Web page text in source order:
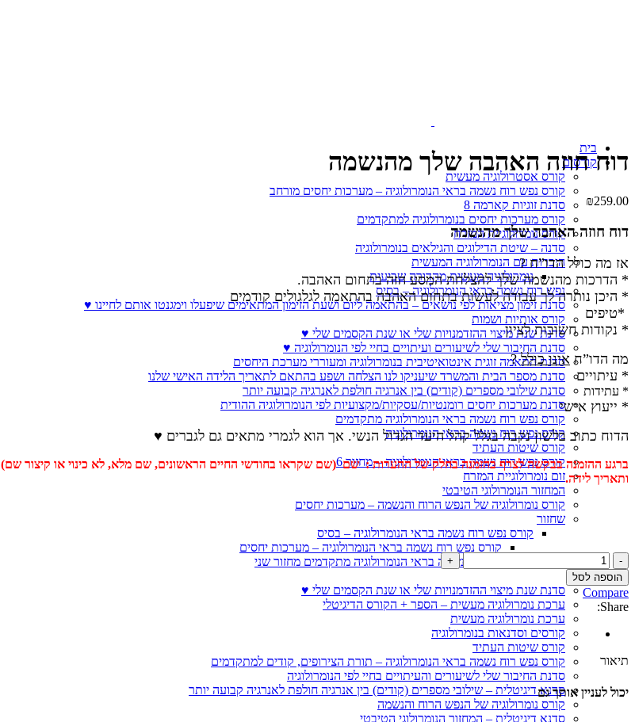
בית
קורסים
קורס אסטרולוגיה מעשית
קורס נפש רוח נשמה בראי הנומרולוגיה – מערכות יחסים מורחב
סדנת זוגיות קארמה 8
קורס מערכות יחסים בנומרולוגיה למתקדמים
קורס נומרולוגיית המזרח
סדנה – שיטת הדילוגים והגילאים בנומרולוגיה
היכרות עם הנומרולוגיה המעשית
נומרולוגיה מעשית מהדורה שביעית
נפש רוח נשמה בראי הנומרולוגיה – בסיס
סדנת זימון מציאות לפי נושאים – בהתאמה ליום ושעת הזימון המתאימים שיפעלו וימגנטו אותם לחיינו ♥
קורס אותיות ושמות
סדנת שנת מיצוי ההזדמנויות שלי או שנת הקסמים שלי ♥
סדנת החיבור שלי לשיעורים ועיתויים בחיי לפי הנומרולוגיה ♥
סדנת התאמה זוגית אינטואיטיבית בנומרולוגיה ומעוררי מערכת היחסים
סדנת מספר הבית והמשרד שיעניקו לנו הצלחה ושפע בהתאם לתאריך הלידה האישי שלנו
סדנת שילובי מספרים (קודים) בין אנרגיה חולפת לאנרגיה קבועה יותר
סדנת מערכות יחסים רומנטיות/עסקיות/מקצועיות לפי הנומרולוגיה ההודית
קורס נפש רוח נשמה בראי הנומרולוגיה מתקדמים
קורס נפש רוח נשמה בראי הנומרולוגיה
קורס שיטות העתיד
קורס נפש רוח נשמה בראי הנומרולוגיה – מחזור 6
זום נומרולוגיית המזרח
המחזור הנומרולוגי הטיבטי
קורס נומרולוגיה של הנפש הרוח והנשמה – מערכות יחסים
שחזור
קורס נפש רוח נשמה בראי הנומרולוגיה – בסיס
קורס נפש רוח נשמה בראי הנומרולוגיה – מערכות יחסים
קורס נפש רוח נשמה בראי הנומרולוגיה מתקדמים מחזור שני
חנות
סדנת שנת מיצוי ההזדמנויות שלי או שנת הקסמים שלי ♥
ערכת נומרולוגיה מעשית – הספר + הקורס הדיגיטלי
ערכת נומרולוגיה מעשית
קורסים וסדנאות בנומרולוגיה
קורס שיטות העתיד
קורס נפש רוח נשמה בראי הנומרולוגיה – תורת הצירופים, קודים למתקדמים
סדנת החיבור שלי לשיעורים והעיתויים בחיי לפי הנומרולוגיה
סדנא דיגיטלית – שילובי מספרים (קודים) בין אנרגיה חולפת לאנרגיה קבועה יותר
קורס נומרולוגיה של הנפש הרוח והנשמה
סדנא דיגיטלית – המחזור הנומרולוגי הטיבטי
דוח חוזה האהבה שלך מהנשמה
₪259.00
דוח חוזה האהבה שלך מהנשמה
אז מה כולל הדו”ח ?
* הדרכות מהנשמה שלך להצלחת המסע הזה בתחום האהבה.
* היכן נותרה לך עבודה לעשות בתחום האהבה בהתאמה לגלגולים קודמים
*טיפים
* נקודות חשובות לציון
מה הדו”ח אינו כולל?
* עיתויים
* עתידות
* ייעוץ אישי
הדוח כתוב בלשון נקבה בגלל קהל היעד הגדול הנשי. אך הוא לגמרי מתאים גם לגברים ♥
ברגע ההזמנה בבקשה לצרף בהזמנה בחלק של ההערות : שם (שם שקראו בחודשי החיים הראשונים, שם מלא, לא כינוי או קיצור שם)
ותאריך לידה.
כמות
של
דוח
חוזה
האהבה
שלך
מהנשמה
הוספה לסל
Compare
Share:
תיאור
יכול לעניין אותך גם